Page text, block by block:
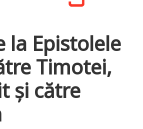
la Epistolele
Timotei,
și către